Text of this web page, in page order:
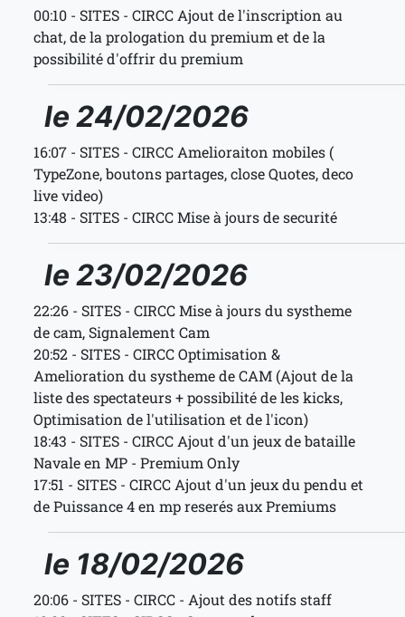
00:10 - SITES - CIRCC Ajout de l'inscription au
chat, de la prologation du premium et de la
possibilité d'offrir du premium
le 24/02/2026
16:07 - SITES - CIRCC Amelioraiton mobiles (
TypeZone, boutons partages, close Quotes, deco
live video)
13:48 - SITES - CIRCC Mise à jours de securité
le 23/02/2026
22:26 - SITES - CIRCC Mise à jours du systheme
de cam, Signalement Cam
20:52 - SITES - CIRCC Optimisation &
Amelioration du systheme de CAM (Ajout de la
liste des spectateurs + possibilité de les kicks,
Optimisation de l'utilisation et de l'icon)
18:43 - SITES - CIRCC Ajout d'un jeux de bataille
Navale en MP - Premium Only
17:51 - SITES - CIRCC Ajout d'un jeux du pendu et
de Puissance 4 en mp reserés aux Premiums
le 18/02/2026
20:06 - SITES - CIRCC - Ajout des notifs staff